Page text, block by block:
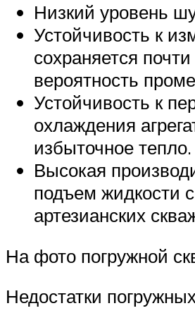
Низкий уровень
Устойчивость к
сохраняется
вероятность
Устойчивость к
охлаждения
избыточное тепло.
Высокая
подъем жидкости
артезианских
На фото погружной
Недостатки